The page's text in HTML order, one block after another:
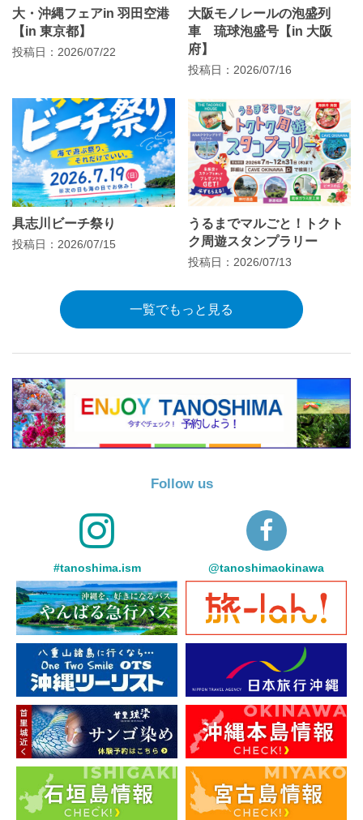
大・沖縄フェアin 羽田空港
【in 東京都】
投稿日：2026/07/22
大阪モノレールの泡盛列
車 琉球泡盛号【in 大阪
府】
投稿日：2026/07/16
具志川ビーチ祭り
投稿日：2026/07/15
うるまでマルごと！トクト
ク周遊スタンプラリー
投稿日：2026/07/13
一覧でもっと見る
Follow us
#tanoshima.ism @tanoshimaokinawa